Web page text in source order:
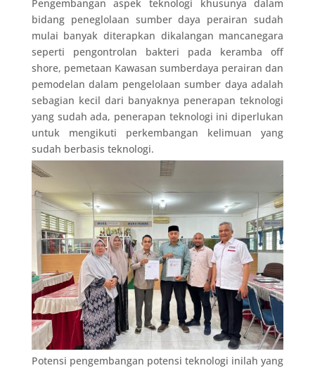
Pengembangan aspek teknologi khusunya dalam
bidang peneglolaan sumber daya perairan sudah
mulai banyak diterapkan dikalangan mancanegara
seperti pengontrolan bakteri pada keramba off
shore, pemetaan Kawasan sumberdaya perairan dan
pemodelan dalam pengelolaan sumber daya adalah
sebagian kecil dari banyaknya penerapan teknologi
yang sudah ada, penerapan teknologi ini diperlukan
untuk mengikuti perkembangan kelimuan yang
sudah berbasis teknologi.
Potensi pengembangan potensi teknologi inilah yang